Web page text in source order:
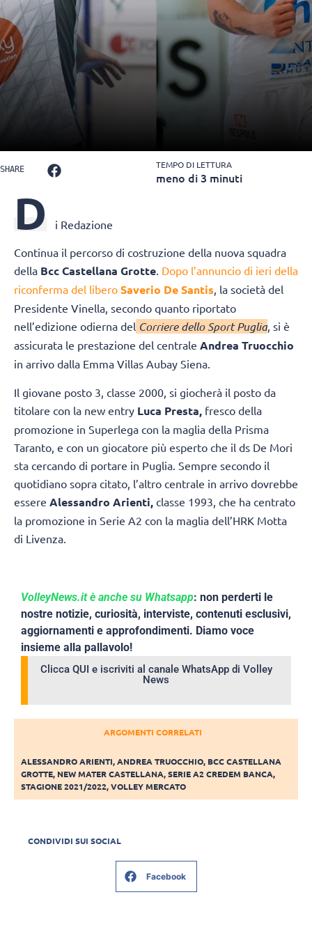
SHARE TEMPO DI LETTURA
meno di 3 minuti
D i Redazione
Continua il percorso di costruzione della nuova squadra
della Bcc Castellana Grotte. Dopo l’annuncio di ieri della
riconferma del libero Saverio De Santis, la società del
Presidente Vinella, secondo quanto riportato
nell’edizione odierna del Corriere dello Sport Puglia, si è
assicurata le prestazione del centrale Andrea Truocchio
in arrivo dalla Emma Villas Aubay Siena.
Il giovane posto 3, classe 2000, si giocherà il posto da
titolare con la new entry Luca Presta, fresco della
promozione in Superlega con la maglia della Prisma
Taranto, e con un giocatore più esperto che il ds De Mori
sta cercando di portare in Puglia. Sempre secondo il
quotidiano sopra citato, l’altro centrale in arrivo dovrebbe
essere Alessandro Arienti, classe 1993, che ha centrato
la promozione in Serie A2 con la maglia dell’HRK Motta
di Livenza.
VolleyNews.it è anche su Whatsapp: non perderti le
nostre notizie, curiosità, interviste, contenuti esclusivi,
aggiornamenti e approfondimenti. Diamo voce
insieme alla pallavolo!
Clicca QUI e iscriviti al canale WhatsApp di Volley
News
ARGOMENTI CORRELATI
ALESSANDRO ARIENTI,ANDREA TRUOCCHIO, BCC CASTELLANA
GROTTE, NEW MATER CASTELLANA,SERIE A2 CREDEM BANCA,
STAGIONE 2021/2022,VOLLEY MERCATO
CONDIVIDI SUI SOCIAL
Facebook